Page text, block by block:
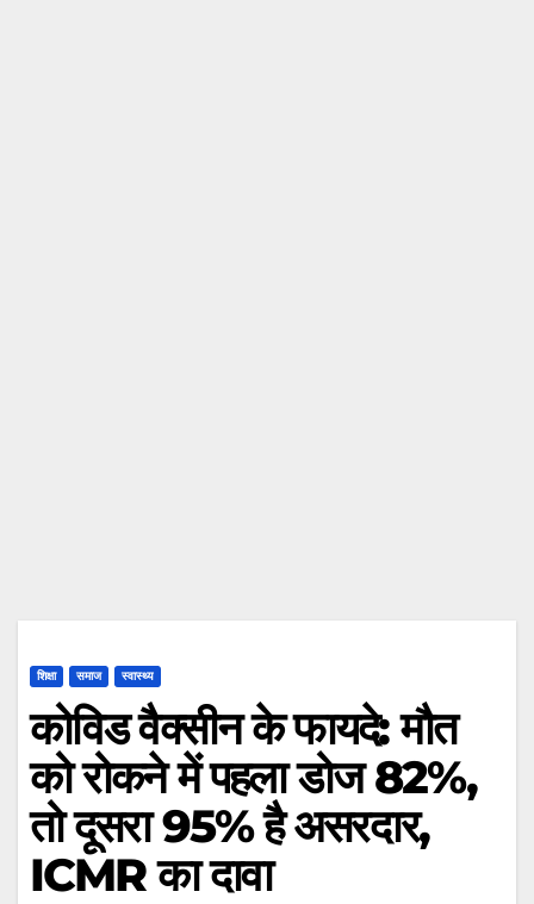
शिक्षा समाज स्वास्थ्य
कोविड वैक्सीन के फायदे: मौत
को रोकने में पहला डोज 82%,
तो दूसरा 95% है असरदार,
ICMR का दावा